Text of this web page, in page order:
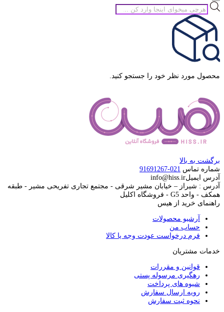
جستجوی
محصولات
محصول مورد نظر خود را جستجو کنید.
برگشت به بالا
شماره تماس 021-91691267
آدرس ایمیلinfo@hiss.ir
آدرس : شیراز – خیابان مشیر شرقی - مجتمع تجاری تفریحی مشیر - طبقه
همکف - واحد G5 - فروشگاه اکلیل
راهنمای خرید از هیس
آرشیو محصولات
حساب من
فرم درخواست عودت وجه یا کالا
خدمات مشتریان
قوانین و مقررات
رهگیری مرسوله پستی
شیوه های پرداخت
رویه ارسال سفارش
نحوه ثبت سفارش